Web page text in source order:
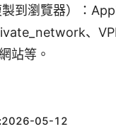
到瀏覽器）：
、
站等。
2026-05-12